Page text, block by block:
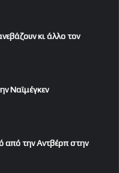
κι άλλο τον
Ναϊμέγκεν
από την Αντβέρπ στην